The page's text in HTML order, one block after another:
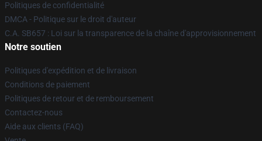
Politiques de confidentialité
DMCA - Politique sur le droit d'auteur
C.A. SB657 : Loi sur la transparence de la chaîne d'approvisionnement
Notre soutien
Politiques d'expédition et de livraison
Conditions de paiement
Politiques de retour et de remboursement
Contactez-nous
Aide aux clients (FAQ)